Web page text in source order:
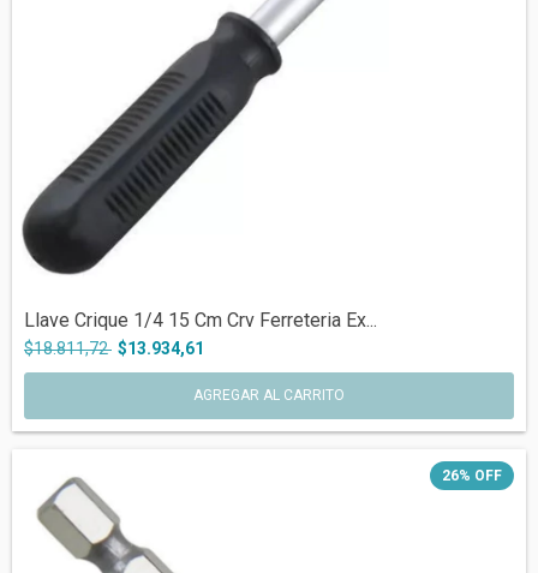
Llave Crique 1/4 15 Cm Crv Ferreteria Ex...
$18.811,72 $13.934,61
26% OFF